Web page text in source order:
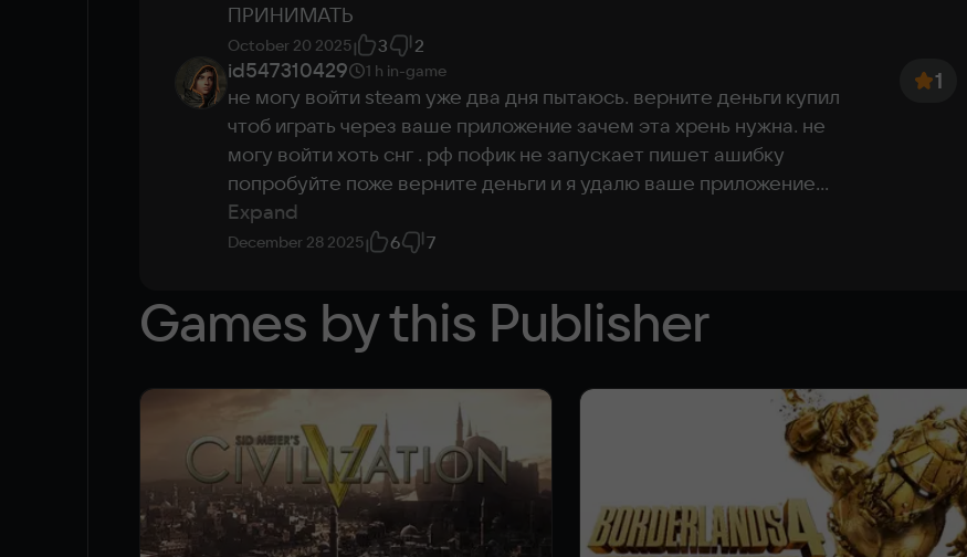
ПРИНИМАТЬ
October 20 2025 3 2
id547310429 1 h in-game 1
не могу войти steam уже два дня пытаюсь. верните деньги купил
чтоб играть через ваше приложение зачем эта хрень нужна. не
могу войти хоть снг . рф пофик не запускает пишет ашибку
попробуйте поже верните деньги и я удалю ваше приложение...
Expand
December 28 2025 6 7
Games by this Publisher